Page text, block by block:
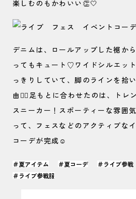
楽しむのもかわいい👏🤍
デニムは、ロールアップした裾か
ってもキュート♡ワイドシルエッ
っきりしていて、脚のラインを拾
由🙆‍♀️足もとに合わせたのは、トレ
スニーカー！スポーティーな雰囲
って、フェスなどのアクティブな
コーデが完成☺️
＃夏アイテム ＃夏コーデ ＃ライブ参戦
＃ライブ参戦服